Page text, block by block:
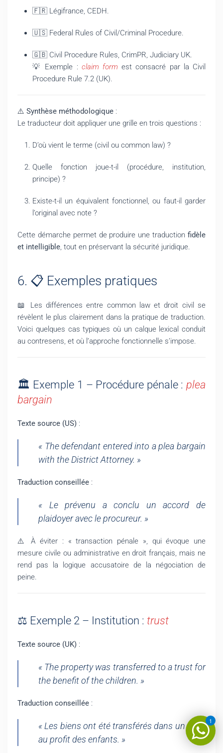
🇫🇷 Légifrance, CEDH.
🇺🇸 Federal Rules of Civil/Criminal Procedure.
🇬🇧 Civil Procedure Rules, CrimPR, Judiciary UK.
💡 Exemple : claim form est consacré par la Civil
Procedure Rule 7.2 (UK).
⚠️ Synthèse méthodologique :
Le traducteur doit appliquer une grille en trois questions :
D’où vient le terme (civil ou common law) ?
Quelle fonction joue-t-il (procédure, institution,
principe) ?
Existe-t-il un équivalent fonctionnel, ou faut-il garder
l’original avec note ?
Cette démarche permet de produire une traduction fidèle
et intelligible, tout en préservant la sécurité juridique.
6. 📋 Exemples pratiques
📖 Les différences entre common law et droit civil se
révèlent le plus clairement dans la pratique de traduction.
Voici quelques cas typiques où un calque lexical conduit
au contresens, et où l’approche fonctionnelle s’impose.
🏛️ Exemple 1 – Procédure pénale : plea
bargain
Texte source (US) :
« The defendant entered into a plea bargain
with the District Attorney. »
Traduction conseillée :
« Le prévenu a conclu un accord de
plaidoyer avec le procureur. »
⚠️ À éviter : « transaction pénale », qui évoque une
mesure civile ou administrative en droit français, mais ne
rend pas la logique accusatoire de la négociation de
peine.
⚖️ Exemple 2 – Institution : trust
Texte source (UK) :
« The property was transferred to a trust for
the benefit of the children. »
Traduction conseillée :
« Les biens ont été transférés dans un trust
au profit des enfants. »
1